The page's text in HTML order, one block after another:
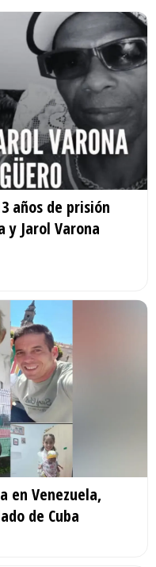
años de prisión
y Jarol Varona
en Venezuela,
de Cuba